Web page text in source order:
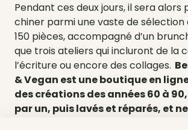
Pendant ces deux jours, il sera alors
chiner parmi une vaste de sélection
150 pièces, accompagné d’un
que trois ateliers qui incluront de la
l’écriture ou encore des collages.
& Vegan est une boutique en
des créations des années 60 à
par un, puis lavés et réparés, et